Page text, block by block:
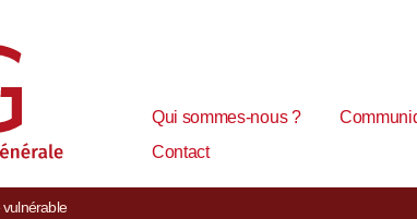
Qui sommes-nous ?
Contact